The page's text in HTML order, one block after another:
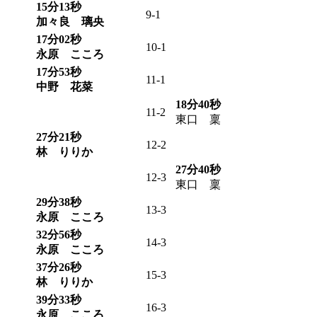
15分13秒
加々良 璃央
9-1
17分02秒
永原 こころ
10-1
17分53秒
中野 花菜
11-1
11-2
18分40秒
東口 稟
27分21秒
林 りりか
12-2
12-3
27分40秒
東口 稟
29分38秒
永原 こころ
13-3
32分56秒
永原 こころ
14-3
37分26秒
林 りりか
15-3
39分33秒
永原 こころ
16-3